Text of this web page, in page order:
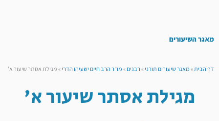
מאגר השיעורים
דף הבית»מאגר שיעורים תורני»רבנים»מו"ר הרב חיים ישעיהו הדרי»מגילת אסתר שיעור א’
מגילת אסתר שיעור א'